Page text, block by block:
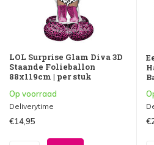
LOL Surprise Glam Diva 3D
Staande Folieballon
88x119cm | per stuk
Op voorraad
Deliverytime
€14,95